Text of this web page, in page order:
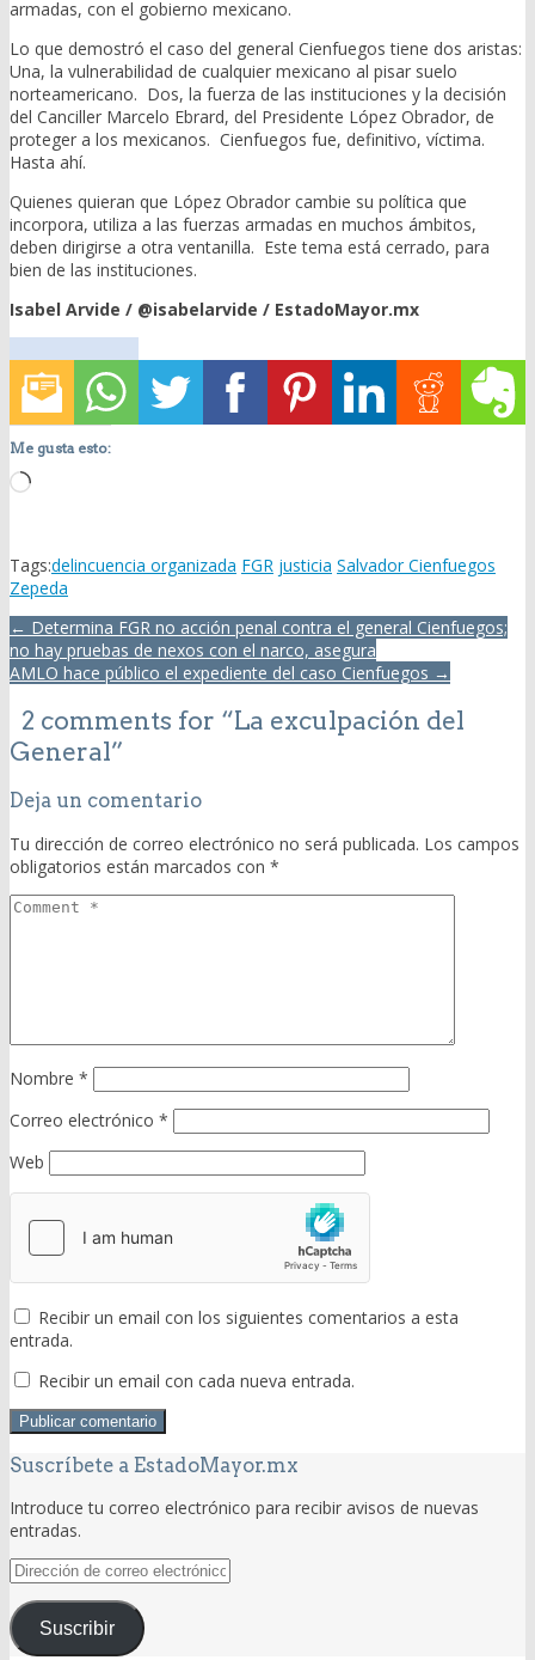
armadas, con el gobierno mexicano.
Lo que demostró el caso del general Cienfuegos tiene dos aristas:
Una, la vulnerabilidad de cualquier mexicano al pisar suelo
norteamericano. Dos, la fuerza de las instituciones y la decisión
del Canciller Marcelo Ebrard, del Presidente López Obrador, de
proteger a los mexicanos. Cienfuegos fue, definitivo, víctima.
Hasta ahí.
Quienes quieran que López Obrador cambie su política que
incorpora, utiliza a las fuerzas armadas en muchos ámbitos,
deben dirigirse a otra ventanilla. Este tema está cerrado, para
bien de las instituciones.
Isabel Arvide / @isabelarvide / EstadoMayor.mx
Me gusta esto:
Loading…
Tags:delincuencia organizada FGR justicia Salvador Cienfuegos
Zepeda
Post
navigation
← Determina FGR no acción penal contra el general Cienfuegos;
no hay pruebas de nexos con el narco, asegura
AMLO hace público el expediente del caso Cienfuegos →
2 comments for “La exculpación del
General”
Deja un comentario
Tu dirección de correo electrónico no será publicada. Los campos
obligatorios están marcados con *
Nombre *
Correo electrónico *
Web
Recibir un email con los siguientes comentarios a esta
entrada.
Recibir un email con cada nueva entrada.
Suscríbete a EstadoMayor.mx
Introduce tu correo electrónico para recibir avisos de nuevas
entradas.
Dirección
correo
electrónico
Suscribir